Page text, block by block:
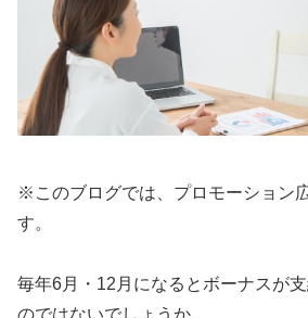
※このブログでは、プロモーション
す。
毎年6月・12月になるとボーナスが